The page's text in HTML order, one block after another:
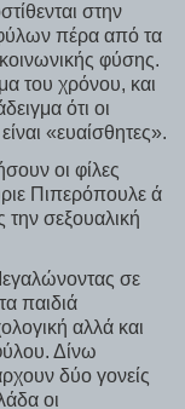
στην
πέρα από τα
φύσης.
του χρόνου, και
ότι οι
«ευαίσθητες».
οι φίλες
Πιπερόπουλε ά
σεξουαλική
σε
παιδιά
αλλά και
Δίνω
δύο γονείς
οι